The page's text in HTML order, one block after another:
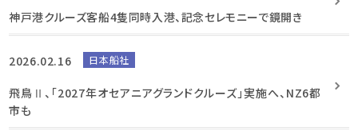
神戸港クルーズ客船4隻同時入港、記念セレモニーで鏡開き
2026.02.16 日本船社
飛鳥Ⅱ、「2027年オセアニアグランドクルーズ」実施へ、NZ6都
市も